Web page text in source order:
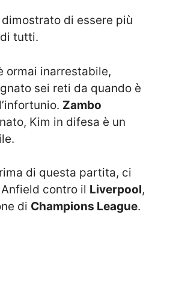
dimostrato di essere più
tutti.
ormai inarrestabile,
sei reti da quando è
Zambo
Kim in difesa è un
di questa partita, ci
contro il Liverpool,
di Champions League.